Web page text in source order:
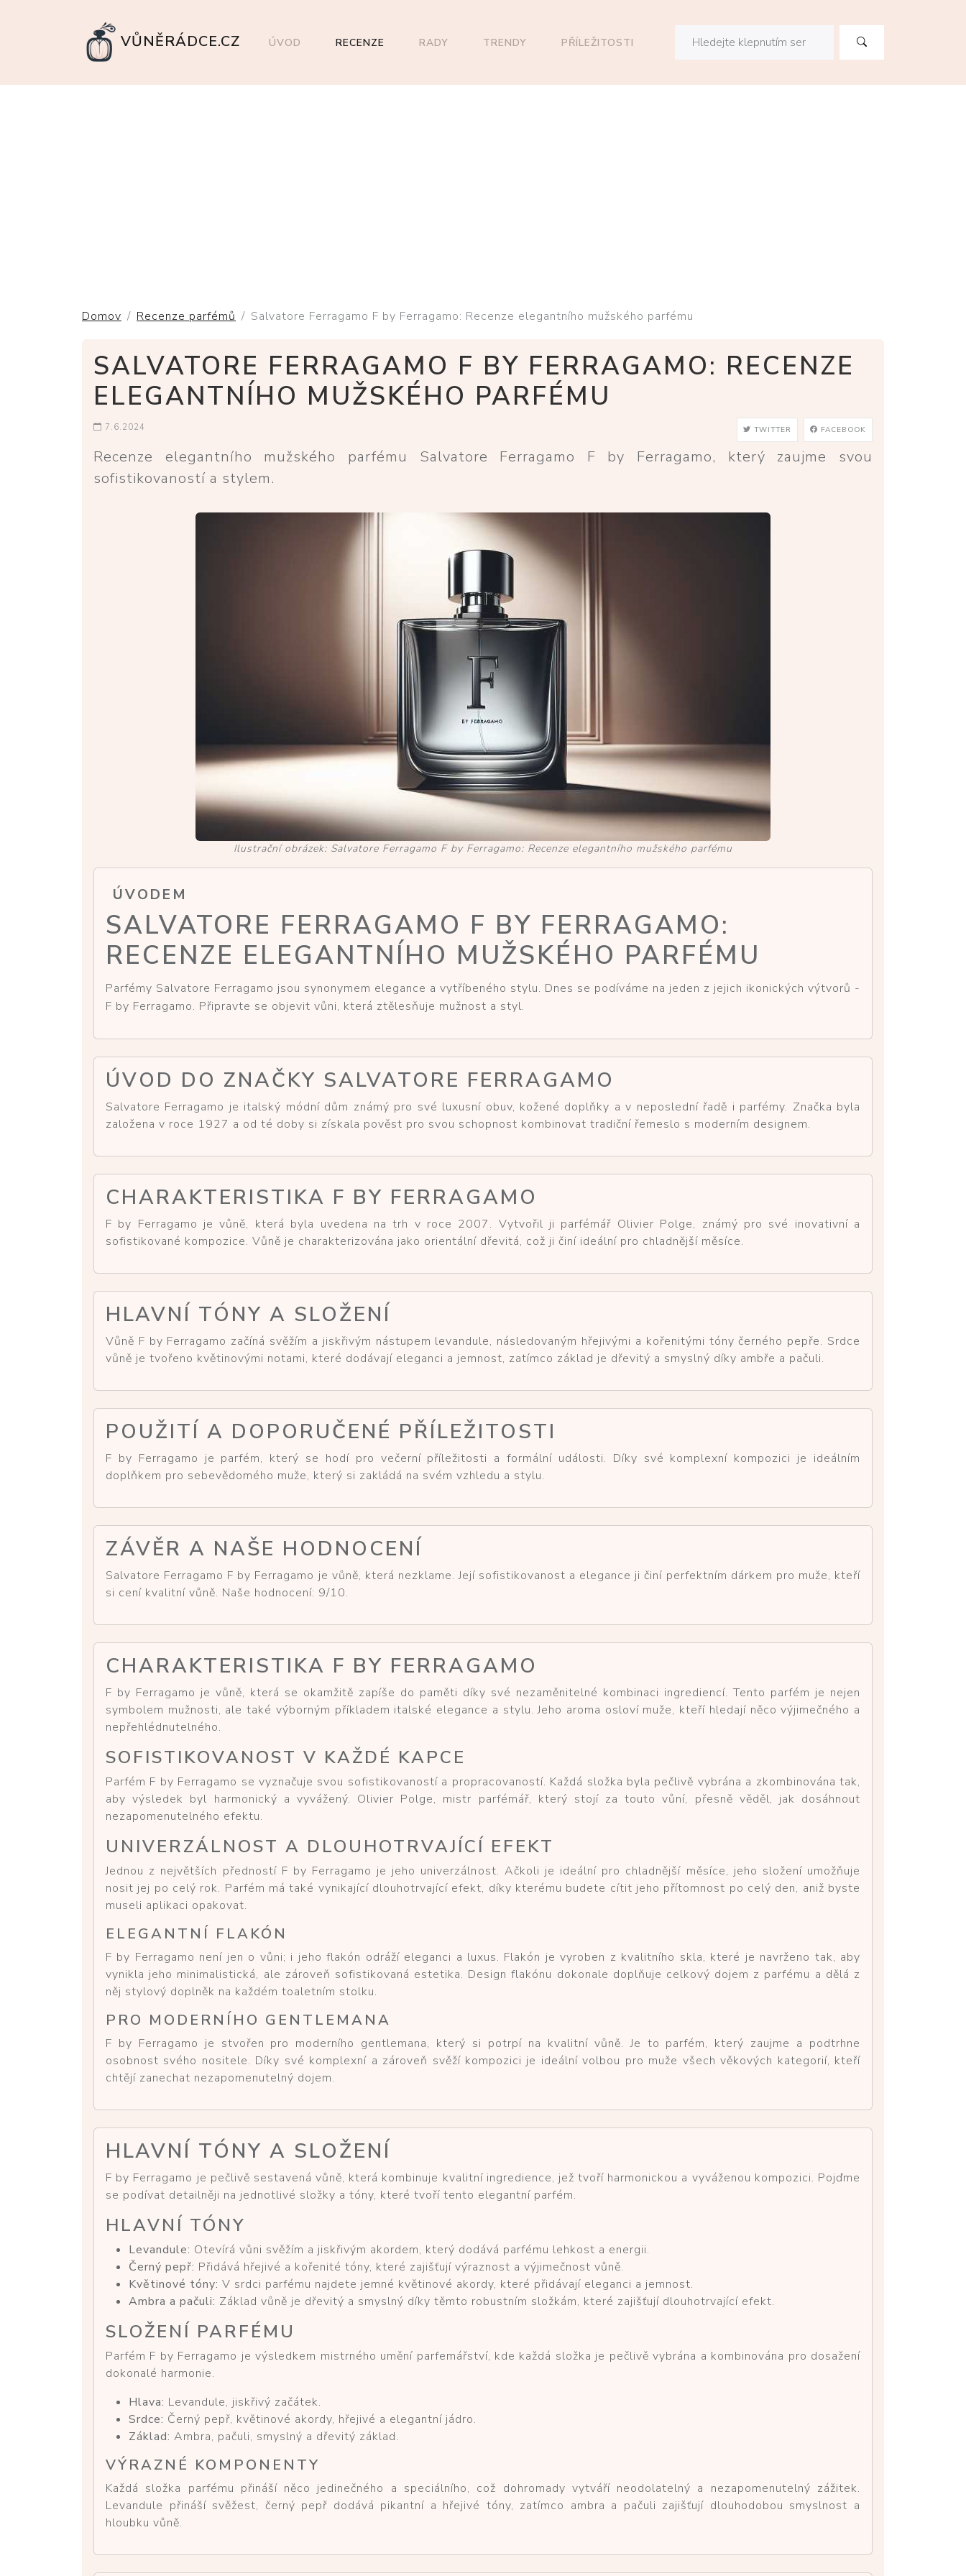
VŮNĚRÁDCE.CZ ÚVOD RECENZE RADY TRENDY PŘÍLEŽITOSTI
Domov Recenze parfémů Salvatore Ferragamo F by Ferragamo: Recenze elegantního mužského parfému
SALVATORE FERRAGAMO F BY FERRAGAMO: RECENZE
ELEGANTNÍHO MUŽSKÉHO PARFÉMU
7.6.2024 TWITTER FACEBOOK
Recenze elegantního mužského parfému Salvatore Ferragamo F by Ferragamo, který zaujme svou
sofistikovaností a stylem.
Ilustrační obrázek: Salvatore Ferragamo F by Ferragamo: Recenze elegantního mužského parfému
ÚVODEM
SALVATORE FERRAGAMO F BY FERRAGAMO:
RECENZE ELEGANTNÍHO MUŽSKÉHO PARFÉMU
Parfémy Salvatore Ferragamo jsou synonymem elegance a vytříbeného stylu. Dnes se podíváme na jeden z jejich ikonických výtvorů -
F by Ferragamo. Připravte se objevit vůni, která ztělesňuje mužnost a styl.
ÚVOD DO ZNAČKY SALVATORE FERRAGAMO
Salvatore Ferragamo je italský módní dům známý pro své luxusní obuv, kožené doplňky a v neposlední řadě i parfémy. Značka byla
založena v roce 1927 a od té doby si získala pověst pro svou schopnost kombinovat tradiční řemeslo s moderním designem.
CHARAKTERISTIKA F BY FERRAGAMO
F by Ferragamo je vůně, která byla uvedena na trh v roce 2007. Vytvořil ji parfémář Olivier Polge, známý pro své inovativní a
sofistikované kompozice. Vůně je charakterizována jako orientální dřevitá, což ji činí ideální pro chladnější měsíce.
HLAVNÍ TÓNY A SLOŽENÍ
Vůně F by Ferragamo začíná svěžím a jiskřivým nástupem levandule, následovaným hřejivými a kořenitými tóny černého pepře. Srdce
vůně je tvořeno květinovými notami, které dodávají eleganci a jemnost, zatímco základ je dřevitý a smyslný díky ambře a pačuli.
POUŽITÍ A DOPORUČENÉ PŘÍLEŽITOSTI
F by Ferragamo je parfém, který se hodí pro večerní příležitosti a formální události. Díky své komplexní kompozici je ideálním
doplňkem pro sebevědomého muže, který si zakládá na svém vzhledu a stylu.
ZÁVĚR A NAŠE HODNOCENÍ
Salvatore Ferragamo F by Ferragamo je vůně, která nezklame. Její sofistikovanost a elegance ji činí perfektním dárkem pro muže, kteří
si cení kvalitní vůně. Naše hodnocení: 9/10.
CHARAKTERISTIKA F BY FERRAGAMO
F by Ferragamo je vůně, která se okamžitě zapíše do paměti díky své nezaměnitelné kombinaci ingrediencí. Tento parfém je nejen
symbolem mužnosti, ale také výborným příkladem italské elegance a stylu. Jeho aroma osloví muže, kteří hledají něco výjimečného a
nepřehlédnutelného.
SOFISTIKOVANOST V KAŽDÉ KAPCE
Parfém F by Ferragamo se vyznačuje svou sofistikovaností a propracovaností. Každá složka byla pečlivě vybrána a zkombinována tak,
aby výsledek byl harmonický a vyvážený. Olivier Polge, mistr parfémář, který stojí za touto vůní, přesně věděl, jak dosáhnout
nezapomenutelného efektu.
UNIVERZÁLNOST A DLOUHOTRVAJÍCÍ EFEKT
Jednou z největších předností F by Ferragamo je jeho univerzálnost. Ačkoli je ideální pro chladnější měsíce, jeho složení umožňuje
nosit jej po celý rok. Parfém má také vynikající dlouhotrvající efekt, díky kterému budete cítit jeho přítomnost po celý den, aniž byste
museli aplikaci opakovat.
ELEGANTNÍ FLAKÓN
F by Ferragamo není jen o vůni; i jeho flakón odráží eleganci a luxus. Flakón je vyroben z kvalitního skla, které je navrženo tak, aby
vynikla jeho minimalistická, ale zároveň sofistikovaná estetika. Design flakónu dokonale doplňuje celkový dojem z parfému a dělá z
něj stylový doplněk na každém toaletním stolku.
PRO MODERNÍHO GENTLEMANA
F by Ferragamo je stvořen pro moderního gentlemana, který si potrpí na kvalitní vůně. Je to parfém, který zaujme a podtrhne
osobnost svého nositele. Díky své komplexní a zároveň svěží kompozici je ideální volbou pro muže všech věkových kategorií, kteří
chtějí zanechat nezapomenutelný dojem.
HLAVNÍ TÓNY A SLOŽENÍ
F by Ferragamo je pečlivě sestavená vůně, která kombinuje kvalitní ingredience, jež tvoří harmonickou a vyváženou kompozici. Pojďme
se podívat detailněji na jednotlivé složky a tóny, které tvoří tento elegantní parfém.
HLAVNÍ TÓNY
Levandule: Otevírá vůni svěžím a jiskřivým akordem, který dodává parfému lehkost a energii.
Černý pepř: Přidává hřejivé a kořenité tóny, které zajišťují výraznost a výjimečnost vůně.
Květinové tóny: V srdci parfému najdete jemné květinové akordy, které přidávají eleganci a jemnost.
Ambra a pačuli: Základ vůně je dřevitý a smyslný díky těmto robustním složkám, které zajišťují dlouhotrvající efekt.
SLOŽENÍ PARFÉMU
Parfém F by Ferragamo je výsledkem mistrného umění parfemářství, kde každá složka je pečlivě vybrána a kombinována pro dosažení
dokonalé harmonie.
Hlava: Levandule, jiskřivý začátek.
Srdce: Černý pepř, květinové akordy, hřejivé a elegantní jádro.
Základ: Ambra, pačuli, smyslný a dřevitý základ.
VÝRAZNÉ KOMPONENTY
Každá složka parfému přináší něco jedinečného a speciálního, což dohromady vytváří neodolatelný a nezapomenutelný zážitek.
Levandule přináší svěžest, černý pepř dodává pikantní a hřejivé tóny, zatímco ambra a pačuli zajišťují dlouhodobou smyslnost a
hloubku vůně.